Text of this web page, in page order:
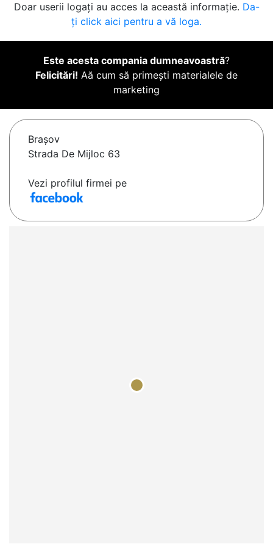
Doar userii logați au acces la această informație. Da-
ți click aici pentru a vă loga.
Este acesta compania dumneavoastră?
Felicitări! Aă cum să primești materialele de
marketing
Braşov
Strada De Mijloc 63
Vezi profilul firmei pe